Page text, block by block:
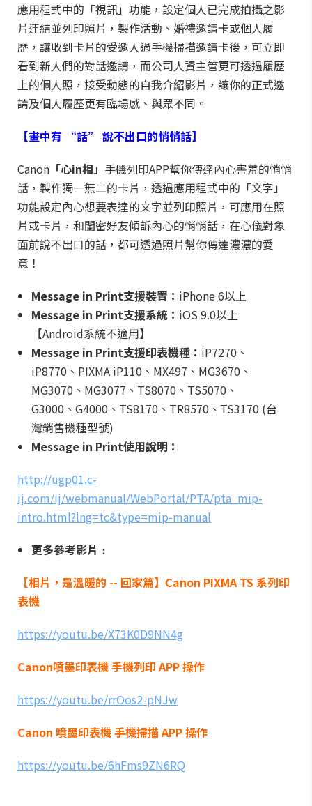
應用程式中的「視訊」功能，設定個人已完成拍攝之影
片連結並列印照片，製作活動、婚禮邀請卡或個人履
歷，讓收到卡片的受邀人過手機掃描邀請卡後，可立即
看到新人們的對話邀請，而公司人資主管更可透過履歷
上的個人照，接受動態的自我介紹影片，讓你的正式邀
請及個人履歷更有臨場感、與眾不同。
【畫中有 “話” 說不出口的悄悄話】
Canon 「心in相」 手機列印APP幫你傳達內心害羞的悄悄
話，製作獨一無二的卡片，透過應用程式中的「文字」
功能設定內心想要表達的文字並列印照片，可應用在照
片或卡片，和閨密好友傾訴內心的悄悄話，在心儀對象
面前說不出口的話，都可透過照片幫你傳達濃濃的愛
意！
Message in Print支援裝置： iPhone 6以上
Message in Print支援系統： iOS 9.0以上
【Android系統不適用】
Message in Print支援印表機種： iP7270、
iP8770、PIXMA iP110、MX497、MG3670、
MG3070、MG3077、TS8070、TS5070、
G3000、G4000、TS8170、TR8570、TS3170 (台
灣銷售機種型號)
Message in Print使用說明：
http://ugp01.c-
ij.com/ij/webmanual/WebPortal/PTA/pta_mip-
intro.html?lng=tc&type=mip-manual
更多參考影片﹕
【相片，是溫暖的 -- 回家篇】 Canon PIXMA TS 系列印
表機
https://youtu.be/X73K0D9NN4g
Canon噴墨印表機手機列印APP操作
https://youtu.be/rrOos2-pNJw
Canon 噴墨印表機手機掃描APP操作
https://youtu.be/6hFms9ZN6RQ